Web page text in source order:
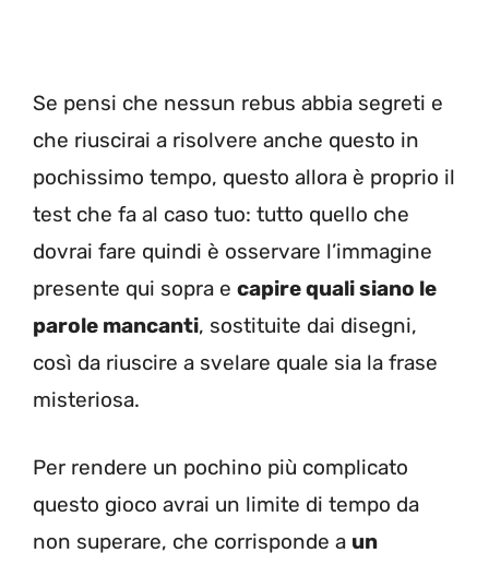
Se pensi che nessun rebus abbia segreti e
che riuscirai a risolvere anche questo in
pochissimo tempo, questo allora è proprio il
test che fa al caso tuo: tutto quello che
dovrai fare quindi è osservare l’immagine
presente qui sopra e capire quali siano le
parole mancanti, sostituite dai disegni,
così da riuscire a svelare quale sia la frase
misteriosa.
Per rendere un pochino più complicato
questo gioco avrai un limite di tempo da
non superare, che corrisponde a un